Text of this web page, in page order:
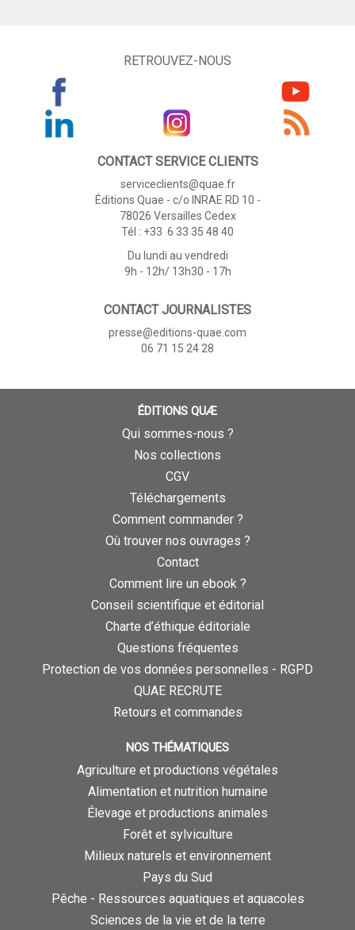
RETROUVEZ-NOUS
CONTACT SERVICE CLIENTS
serviceclients@quae.fr
Éditions Quae - c/o INRAE RD 10 -
78026 Versailles Cedex
Tél : +33 6 33 35 48 40
Du lundi au vendredi
9h - 12h/ 13h30 - 17h
CONTACT JOURNALISTES
presse@editions-quae.com
06 71 15 24 28
ÉDITIONS QUÆ
Qui sommes-nous ?
Nos collections
CGV
Téléchargements
Comment commander ?
Où trouver nos ouvrages ?
Contact
Comment lire un ebook ?
Conseil scientifique et éditorial
Charte d’éthique éditoriale
Questions fréquentes
Protection de vos données personnelles - RGPD
QUAE RECRUTE
Retours et commandes
NOS THÉMATIQUES
Agriculture et productions végétales
Alimentation et nutrition humaine
Élevage et productions animales
Forêt et sylviculture
Milieux naturels et environnement
Pays du Sud
Pêche - Ressources aquatiques et aquacoles
Sciences de la vie et de la terre